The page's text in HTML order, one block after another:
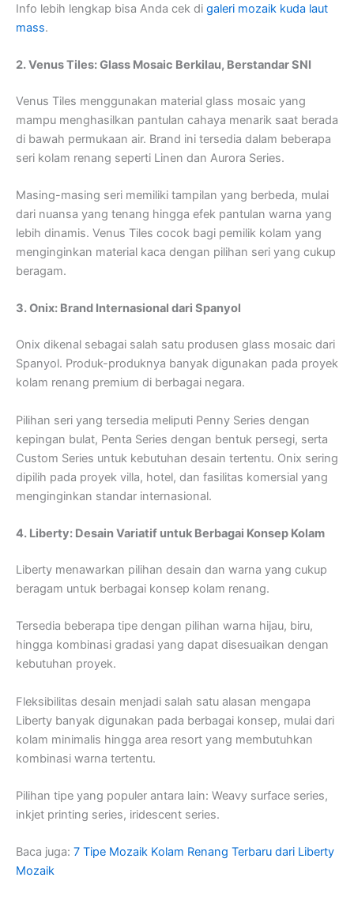
Info lebih lengkap bisa Anda cek di galeri mozaik kuda laut
mass.
2. Venus Tiles: Glass Mosaic Berkilau, Berstandar SNI
Venus Tiles menggunakan material glass mosaic yang
mampu menghasilkan pantulan cahaya menarik saat berada
di bawah permukaan air. Brand ini tersedia dalam beberapa
seri kolam renang seperti Linen dan Aurora Series.
Masing-masing seri memiliki tampilan yang berbeda, mulai
dari nuansa yang tenang hingga efek pantulan warna yang
lebih dinamis. Venus Tiles cocok bagi pemilik kolam yang
menginginkan material kaca dengan pilihan seri yang cukup
beragam.
3. Onix: Brand Internasional dari Spanyol
Onix dikenal sebagai salah satu produsen glass mosaic dari
Spanyol. Produk-produknya banyak digunakan pada proyek
kolam renang premium di berbagai negara.
Pilihan seri yang tersedia meliputi Penny Series dengan
kepingan bulat, Penta Series dengan bentuk persegi, serta
Custom Series untuk kebutuhan desain tertentu. Onix sering
dipilih pada proyek villa, hotel, dan fasilitas komersial yang
menginginkan standar internasional.
4. Liberty: Desain Variatif untuk Berbagai Konsep Kolam
Liberty menawarkan pilihan desain dan warna yang cukup
beragam untuk berbagai konsep kolam renang.
Tersedia beberapa tipe dengan pilihan warna hijau, biru,
hingga kombinasi gradasi yang dapat disesuaikan dengan
kebutuhan proyek.
Fleksibilitas desain menjadi salah satu alasan mengapa
Liberty banyak digunakan pada berbagai konsep, mulai dari
kolam minimalis hingga area resort yang membutuhkan
kombinasi warna tertentu.
Pilihan tipe yang populer antara lain: Weavy surface series,
inkjet printing series, iridescent series.
Baca juga: 7 Tipe Mozaik Kolam Renang Terbaru dari Liberty
Mozaik